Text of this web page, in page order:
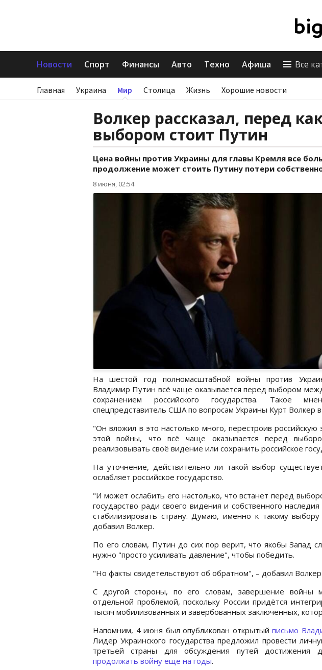
Новости Спорт Финансы Авто Техно Афиша Все
Главная Украина Мир Столица Жизнь Хорошие новости
Волкер рассказал, перед
выбором стоит Путин
Цена войны против Украины для главы Кремля все
продолжение может стоить Путину потери
8 июня, 02:54
На шестой год полномасштабной войны против
Владимир Путин всё чаще оказывается перед выбором
сохранением российского государства. Такое
спецпредставитель США по вопросам Украины Курт Волкер
"Он вложил в это настолько много, перестроив
этой войны, что всё чаще оказывается перед
реализовывать своё видение или сохранить российское
На уточнение, действительно ли такой выбор
ослабляет российское государство.
"И может ослабить его настолько, что встанет перед
государство ради своего видения и собственного
стабилизировать страну. Думаю, именно к такому
добавил Волкер.
По его словам, Путин до сих пор верит, что якобы Запад
нужно "просто усиливать давление", чтобы победить.
"Но факты свидетельствуют об обратном", – добавил Волкер.
С другой стороны, по его словам, завершение войны
отдельной проблемой, поскольку России придётся
тысяч мобилизованных и завербованных заключённых,
Напомним, 4 июня был опубликован открытыйписьмо
Лидер Украинского государства предложил провести
третьей страны для обсуждения путей достижения
продолжать войну ещё на годы.